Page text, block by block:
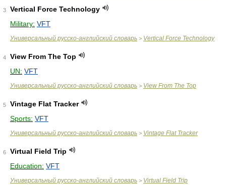
3
Vertical Force Technology
Military: VFT
Универсальный русско-английский словарь > Vertical Force Technology
4
View From The Top
UN: VFT
Универсальный русско-английский словарь > View From The Top
5
Vintage Flat Tracker
Sports: VFT
Универсальный русско-английский словарь > Vintage Flat Tracker
6
Virtual Field Trip
Education: VFT
Универсальный русско-английский словарь > Virtual Field Trip